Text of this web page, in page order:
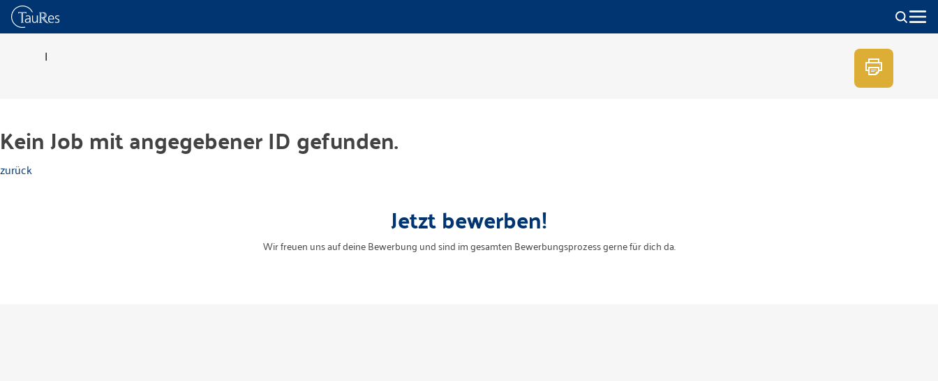
|
Kein Job mit angegebener ID gefunden.
zurück
Jetzt bewerben!
Wir freuen uns auf deine Bewerbung und sind im gesamten Bewerbungsprozess gerne für dich da.